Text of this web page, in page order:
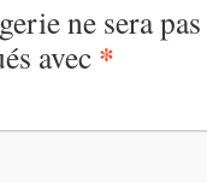
ne sera
avec *